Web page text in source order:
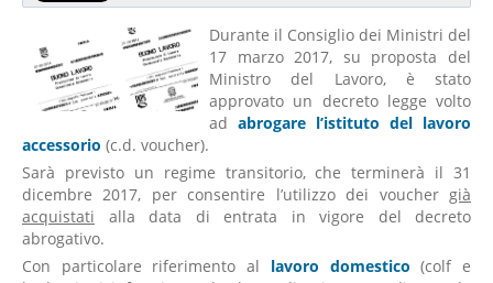
Durante il Consiglio dei Ministri del
17 marzo 2017, su proposta del
Ministro del Lavoro, è stato
approvato un decreto legge volto
ad abrogare l’istituto del lavoro
accessorio (c.d. voucher).
Sarà previsto un regime transitorio, che terminerà il 31
dicembre 2017, per consentire l’utilizzo dei voucher già
acquistati alla data di entrata in vigore del decreto
abrogativo.
Con particolare riferimento al lavoro domestico (colf e